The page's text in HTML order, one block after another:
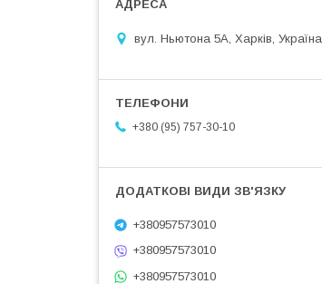
вул. Ньютона 5А, Харків, Україна
+380 (95) 757-30-10
+380957573010
+380957573010
+380957573010